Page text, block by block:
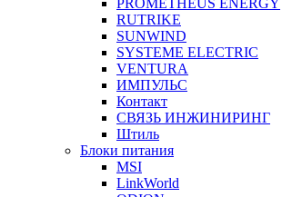
PROMETHEUS ENERGY
RUTRIKE
SUNWIND
SYSTEME ELECTRIC
VENTURA
ИМПУЛЬС
Контакт
СВЯЗЬ ИНЖИНИРИНГ
Штиль
Блоки питания
MSI
LinkWorld